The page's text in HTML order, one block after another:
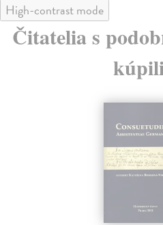
High-contrast mode
Čitatelia s